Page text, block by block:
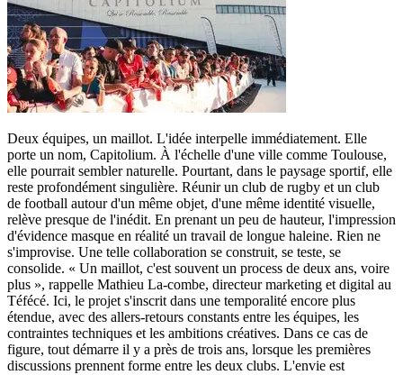
Deux équipes, un maillot. L'idée interpelle immédiatement. Elle
porte un nom, Capitolium. À l'échelle d'une ville comme Toulouse,
elle pourrait sembler naturelle. Pourtant, dans le paysage sportif, elle
reste profondément singulière. Réunir un club de rugby et un club
de football autour d'un même objet, d'une même identité visuelle,
relève presque de l'inédit. En prenant un peu de hauteur, l'impression
d'évidence masque en réalité un travail de longue haleine. Rien ne
s'improvise. Une telle collaboration se construit, se teste, se
consolide. « Un maillot, c'est souvent un process de deux ans, voire
plus », rappelle Mathieu La-combe, directeur marketing et digital au
Téfécé. Ici, le projet s'inscrit dans une temporalité encore plus
étendue, avec des allers-retours constants entre les équipes, les
contraintes techniques et les ambitions créatives. Dans ce cas de
figure, tout démarre il y a près de trois ans, lorsque les premières
discussions prennent forme entre les deux clubs. L'envie est